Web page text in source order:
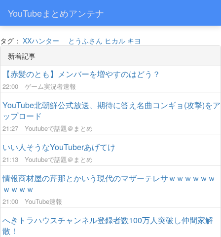
YouTubeまとめアンテナ
タグ： XXハンター とうふさん ヒカル キヨ
新着記事
【赤髪のとも】メンバーを増やすのはどう？
22:00 ゲーム実況者速報
YouTube北朝鮮公式放送、期待に答え名曲コンギョ(攻撃)をア
ップロード
21:27 Youtubeで話題＠まとめ
いい人そうなYouTuberあげてけ
21:13 Youtubeで話題＠まとめ
情報商材屋の芹那とかいう現代のマザーテレサｗｗｗｗｗｗ
ｗｗｗｗ
21:00 YouTube速報
へきトラハウスチャンネル登録者数100万人突破し仲間家解
散！